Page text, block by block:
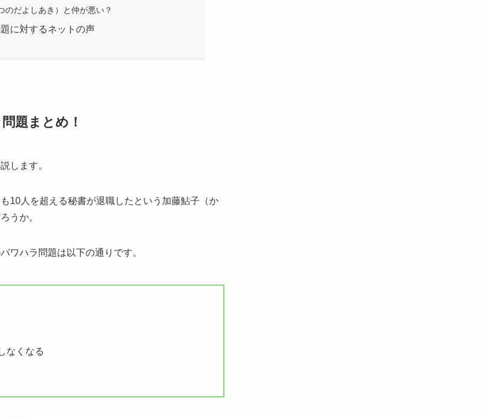
のだよしあき）と仲が悪い？
に対するネットの声
題まとめ！
します。
10人を超える秘書が退職したという加藤鮎子（か
うか。
ワハラ問題は以下の通りです。
なくなる